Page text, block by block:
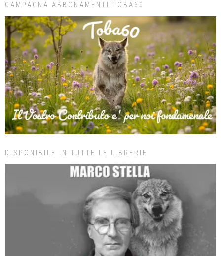
CAMPAGNA ABBONAMENTI TOBA60
DISPONIBILE IN TUTTE LE LIBRERIE